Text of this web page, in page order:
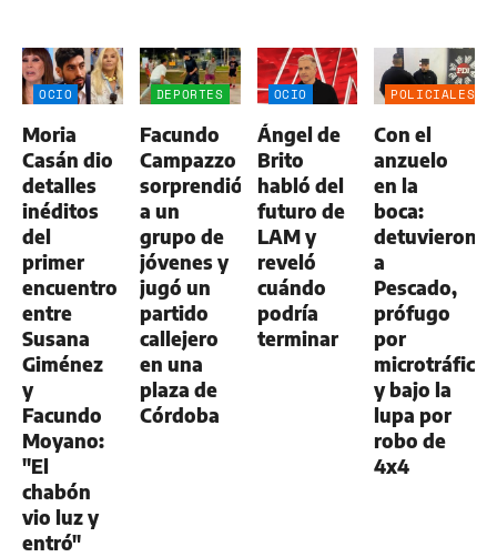
OCIO
Moria
Casán dio
detalles
inéditos
del
primer
encuentro
entre
Susana
Giménez
y
Facundo
Moyano:
"El
chabón
vio luz y
entró"
DEPORTES
Facundo
Campazzo
sorprendió
a un
grupo de
jóvenes y
jugó un
partido
callejero
en una
plaza de
Córdoba
OCIO
Ángel de
Brito
habló del
futuro de
LAM y
reveló
cuándo
podría
terminar
POLICIALES
Con el
anzuelo
en la
boca:
detuvieron
a
Pescado,
prófugo
por
microtráfico
y bajo la
lupa por
robo de
4x4